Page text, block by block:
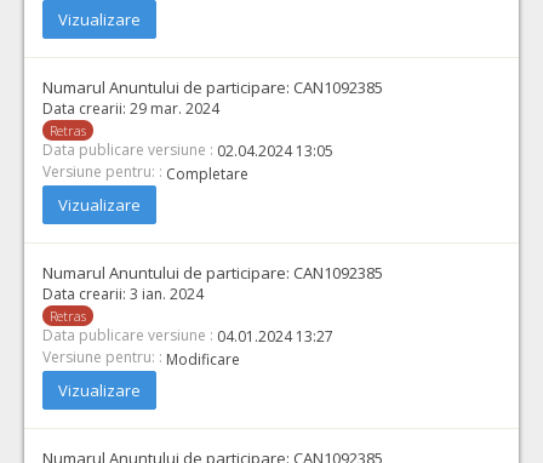
Vizualizare
Numarul Anuntului de participare: CAN1092385
Data crearii: 29 mar. 2024
Retras
Data publicare versiune : 02.04.2024 13:05
Versiune pentru: : Completare
Vizualizare
Numarul Anuntului de participare: CAN1092385
Data crearii: 3 ian. 2024
Retras
Data publicare versiune : 04.01.2024 13:27
Versiune pentru: : Modificare
Vizualizare
Numarul Anuntului de participare: CAN1092385